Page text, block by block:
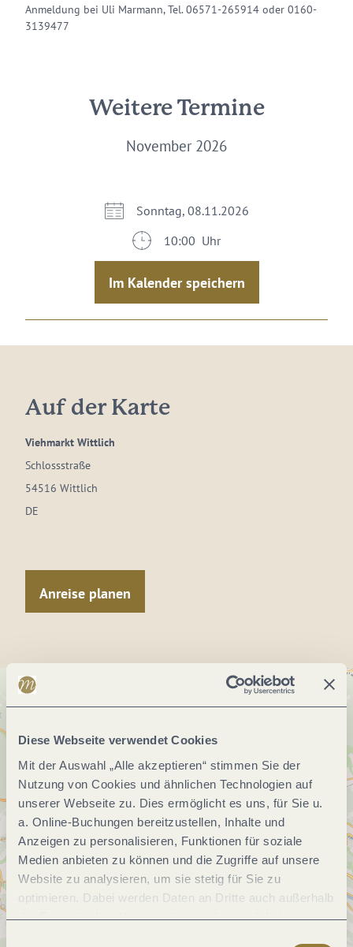
Diese Webseite verwendet Cookies
Mit der Auswahl „Alle akzeptieren“ stimmen Sie der
Nutzung von Cookies und ähnlichen Technologien auf
unserer Webseite zu. Dies ermöglicht es uns, für Sie u.
a. Online-Buchungen bereitzustellen, Inhalte und
Anzeigen zu personalisieren, Funktionen für soziale
Medien anbieten zu können und die Zugriffe auf unsere
Website zu analysieren, um sie stetig für Sie zu
optimieren. Dabei werden Daten an Dritte auch außerhalb
der Europäischen Union weitergegeben und dort
Anmeldung bei Uli Marmann, Tel. 06571-265914 oder 0160-
3139477
Weitere Termine
November 2026
Sonntag, 08.11.2026
10:00 Uhr
Im Kalender speichern
Auf der Karte
Viehmarkt Wittlich
Schlossstraße
54516 Wittlich
DE
Anreise planen